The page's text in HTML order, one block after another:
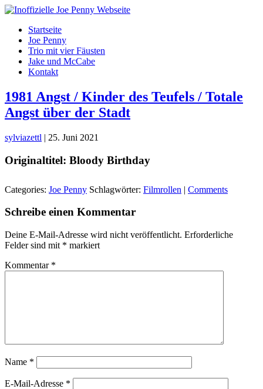
Skip
content
Startseite
Joe Penny
Trio mit vier Fäusten
Jake und McCabe
Kontakt
1981 Angst / Kinder des Teufels / Totale
Angst über der Stadt
sylviazettl | 25. Juni 2021
Originaltitel: Bloody Birthday
Categories: Joe Penny Schlagwörter: Filmrollen | Comments
Schreibe einen Kommentar
Deine E-Mail-Adresse wird nicht veröffentlicht. Erforderliche
Felder sind mit * markiert
Kommentar *
Name *
E-Mail-Adresse *